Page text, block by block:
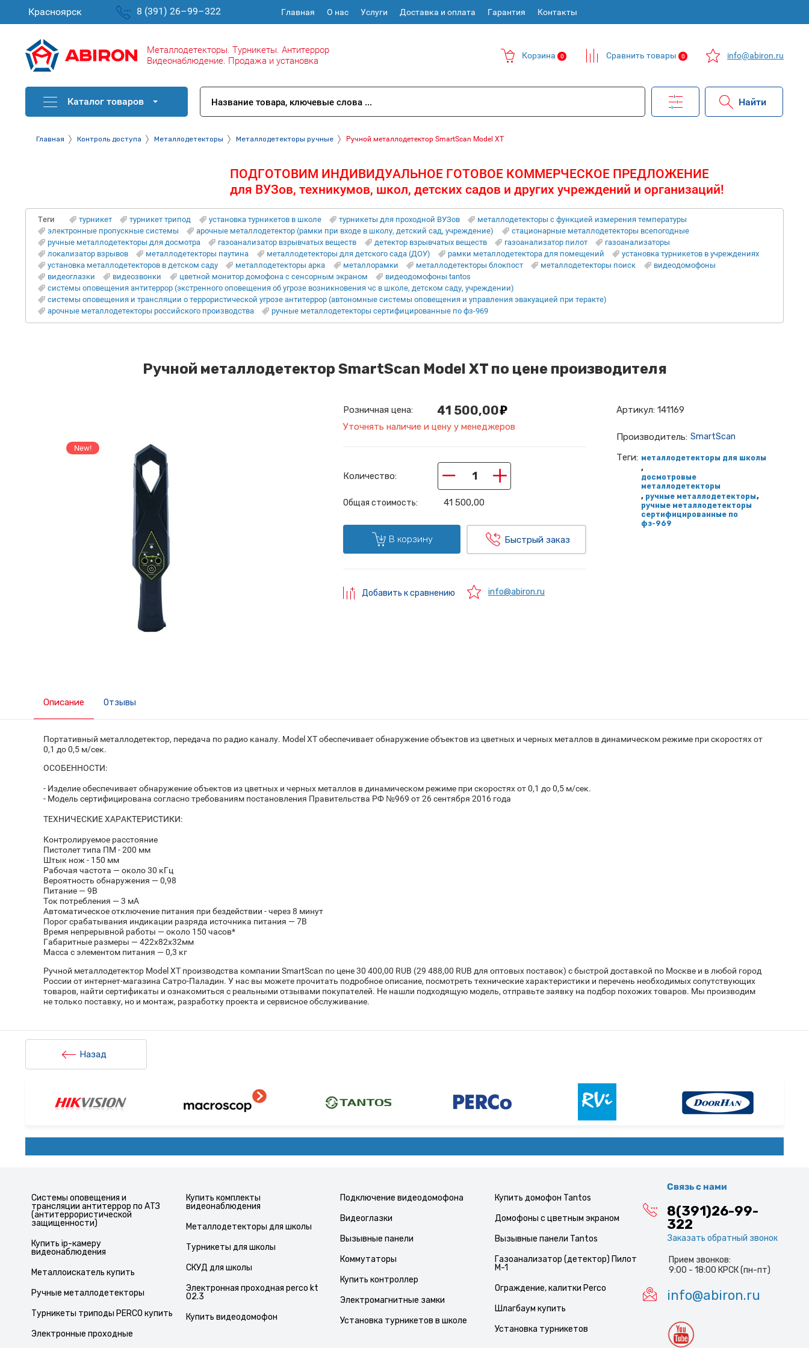
Главная О нас Услуги Доставка и оплата Гарантия Контакты
Металлодетекторы. Турникеты. Антитеррор
Видеонаблюдение. Продажа и установка
Корзина 0 Сравнить товары 0 info@abiron.ru
Каталог товаров
Главная Контроль доступа Металлодетекторы Металлодетекторы ручные Ручной металлодетектор SmartScan Model ХT
ПОДГОТОВИМ ИНДИВИДУАЛЬНОЕ ГОТОВОЕ КОММЕРЧЕСКОЕ ПРЕДЛОЖЕНИЕ
для ВУЗов, техникумов, школ, детских садов и других учреждений и организаций!
Теги турникет турникет трипод установка турникетов в школе турникеты для проходной ВУЗов
металлодетекторы с функцией измерения температуры
электронные пропускные системы
арочные металлодетектор (рамки при входе в школу, детский сад, учреждение)
стационарные металлодетекторы всепогодные
ручные металлодетекторы для досмотра
газоанализатор взрывчатых веществ детектор взрывчатых веществ газоанализатор пилот
газоанализаторы
локализатор взрывов
металлодетекторы паутина металлодетекторы для детского сада (ДОУ) рамки металлодетектора для помещений
установка турникетов в учреждениях
установка металлодетекторов в детском саду
металлодетекторы арка металлорамки металлодетекторы блокпост металлодетекторы поиск
видеодомофоны
видеоглазки
видеозвонки цветной монитор домофона с сенсорным экраном
видеодомофоны tantos
системы оповещения антитеррор (экстренного оповещения об угрозе возникновения чс в школе, детском саду, учреждении)
системы оповещения и трансляции о террористической угрозе антитеррор (автономные системы оповещения и управления эвакуацией при теракте)
арочные металлодетекторы российского производства
ручные металлодетекторы сертифицированные по фз-969
Ручной металлодетектор SmartScan Model ХT по цене производителя
New!
Розничная цена: 41 500,00
Уточнять наличие и цену у менеджеров
Количество: − +
Общая стоимость: 41 500,00
В корзину Быстрый заказ
Добавить к сравнению info@abiron.ru
Артикул: 141169
Производитель: SmartScan
Теги: металлодетекторы для школы
,
досмотровые
металлодетекторы
, ручные металлодетекторы,
ручные металлодетекторы
сертифицированные по
фз-969
Описание Отзывы
Портативный металлодетектор, передача по радио каналу. Model ХT обеспечивает обнаружение объектов из цветных и черных металлов в динамическом режиме при скоростях от
0,1 до 0,5 м/сек.
ОСОБЕННОСТИ:
- Изделие обеспечивает обнаружение объектов из цветных и черных металлов в динамическом режиме при скоростях от 0,1 до 0,5 м/сек.
- Модель сертифицирована согласно требованиям постановления Правительства РФ №969 от 26 сентября 2016 года
ТЕХНИЧЕСКИЕ ХАРАКТЕРИСТИКИ:
Контролируемое расстояние
Пистолет типа ПМ - 200 мм
Штык нож - 150 мм
Рабочая частота — около 30 кГц
Вероятность обнаружения — 0,98
Питание — 9В
Ток потребления — 3 мА
Автоматическое отключение питания при бездействии - через 8 минут
Порог срабатывания индикации разряда источника питания — 7В
Время непрерывной работы — около 150 часов*
Габаритные размеры — 422х82х32мм
Масса с элементом питания — 0,3 кг
Ручной металлодетектор Model ХT производства компании SmartScan по цене 30 400,00 RUB (29 488,00 RUB для оптовых поставок) с быстрой доставкой по Москве и в любой город
России от интернет-магазина Сатро-Паладин. У нас вы можете прочитать подробное описание, посмотреть технические характеристики и перечень необходимых сопутствующих
товаров, найти сертификаты и ознакомиться с реальными отзывами покупателей. Не нашли подходящую модель, отправьте заявку на подбор похожих товаров. Мы производим
не только поставку, но и монтаж, разработку проекта и сервисное обслуживание.
Назад
Системы оповещения и
трансляции антитеррор по АТЗ
(антитеррористической
защищенности)
Купить ip-камеру
видеонаблюдения
Металлоискатель купить
Ручные металлодетекторы
Турникеты триподы PERCO купить
Электронные проходные
Купить комплекты
видеонаблюдения
Металлодетекторы для школы
Турникеты для школы
СКУД для школы
Электронная проходная perco kt
02.3
Купить видеодомофон
Подключение видеодомофона
Видеоглазки
Вызывные панели
Коммутаторы
Купить контроллер
Электромагнитные замки
Установка турникетов в школе
Купить домофон Tantos
Домофоны с цветным экраном
Вызывные панели Tantos
Газоанализатор (детектор) Пилот
М-1
Ограждение, калитки Perco
Шлагбаум купить
Установка турникетов
Связь с нами
8(391)26-99-
322
Заказать обратный звонок
Прием звонков:
9:00 - 18:00 КРСК (пн-пт)
info@abiron.ru